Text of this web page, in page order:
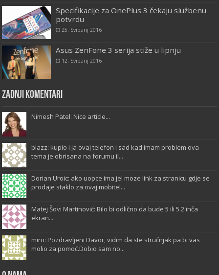
Specifikacije za OnePlus 3 čekaju službenu
potvrdu
25. Svibanj 2016
Asus ZenFone 3 serija stiže u lipnju
12. Svibanj 2016
Zadnji komentari
Nimesh Patel: Nice article...
blazz: kupio i ja ovaj telefon i sad kad imam problem ova
tema je obrisana na forumu il...
Dorian Uroic: ako uopce ima jel moze link za stranicu gdje se
prodaje staklo za ovaj mobitel...
Matej Šovi Martinović: Bilo bi odlično da bude 5 ili 5.2 inča
ekran...
miro: Pozdravljeni Davor, vidim da ste stručnjak pa bi vas
molio za pomoć.Dobio sam no...